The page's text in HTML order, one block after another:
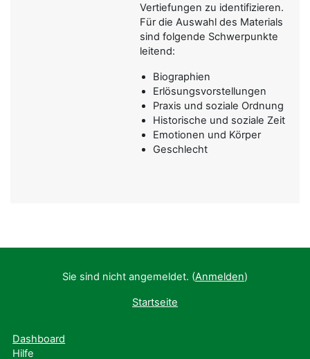
Vertiefungen zu identifizieren.
Für die Auswahl des Materials
sind folgende Schwerpunkte
leitend:
Biographien
Erlösungsvorstellungen
Praxis und soziale Ordnung
Historische und soziale Zeit
Emotionen und Körper
Geschlecht
Sie sind nicht angemeldet. (Anmelden)
Startseite
Dashboard
Hilfe